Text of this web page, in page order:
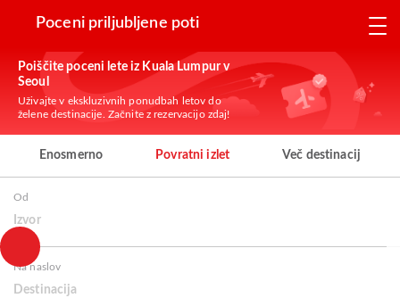
Poceni priljubljene poti
Poiščite poceni lete iz Kuala Lumpur v
Seoul
Uživajte v ekskluzivnih ponudbah letov do
želene destinacije. Začnite z rezervacijo zdaj!
Enosmerno Povratni izlet Več destinacij
Od
Izvor
Na naslov
Destinacija